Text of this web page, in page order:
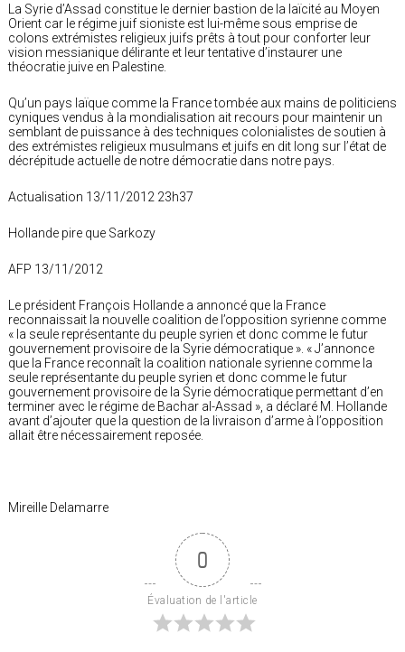
La Syrie d’Assad constitue le dernier bastion de la laïcité au Moyen
Orient car le régime juif sioniste est lui-même sous emprise de
colons extrémistes religieux juifs prêts à tout pour conforter leur
vision messianique délirante et leur tentative d’instaurer une
théocratie juive en Palestine.
Qu’un pays laïque comme la France tombée aux mains de politiciens
cyniques vendus à la mondialisation ait recours pour maintenir un
semblant de puissance à des techniques colonialistes de soutien à
des extrémistes religieux musulmans et juifs en dit long sur l’état de
décrépitude actuelle de notre démocratie dans notre pays.
Actualisation 13/11/2012 23h37
Hollande pire que Sarkozy
AFP 13/11/2012
Le président François Hollande a annoncé que la France
reconnaissait la nouvelle coalition de l’opposition syrienne comme
« la seule représentante du peuple syrien et donc comme le futur
gouvernement provisoire de la Syrie démocratique ». « J’annonce
que la France reconnaît la coalition nationale syrienne comme la
seule représentante du peuple syrien et donc comme le futur
gouvernement provisoire de la Syrie démocratique permettant d’en
terminer avec le régime de Bachar al-Assad », a déclaré M. Hollande
avant d’ajouter que la question de la livraison d’arme à l’opposition
allait être nécessairement reposée.
Mireille Delamarre
0
Évaluation de l'article